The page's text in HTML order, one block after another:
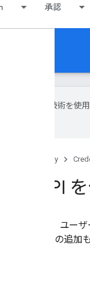
承認
Google は AI 技術を
Google Identity
API
使用すると、ユー
プリの権限の追